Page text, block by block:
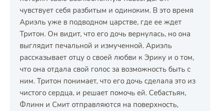
чувствует себя разбитым и одиноким. В это время
Ариэль уже в подводном царстве, где ее ждет
Тритон. Он видит, что его дочь вернулась, но она
выглядит печальной и измученной. Ариэль
рассказывает отцу о своей любви к Эрику и о том,
что она отдала свой голос за возможность быть с
ним. Тритон понимает, что его дочь сделала это из
чистого сердца, и решает помочь ей. Себастьян,
Флинн и Смит отправляются на поверхность,